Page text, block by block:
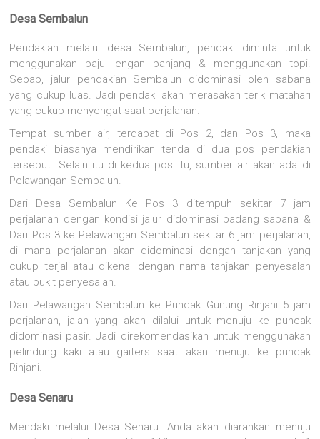
Desa Sembalun
Pendakian melalui desa Sembalun, pendaki diminta untuk
menggunakan baju lengan panjang & menggunakan topi.
Sebab, jalur pendakian Sembalun didominasi oleh sabana
yang cukup luas. Jadi pendaki akan merasakan terik matahari
yang cukup menyengat saat perjalanan.
Tempat sumber air, terdapat di Pos 2, dan Pos 3, maka
pendaki biasanya mendirikan tenda di dua pos pendakian
tersebut. Selain itu di kedua pos itu, sumber air akan ada di
Pelawangan Sembalun.
Dari Desa Sembalun Ke Pos 3 ditempuh sekitar 7 jam
perjalanan dengan kondisi jalur didominasi padang sabana &
Dari Pos 3 ke Pelawangan Sembalun sekitar 6 jam perjalanan,
di mana perjalanan akan didominasi dengan tanjakan yang
cukup terjal atau dikenal dengan nama tanjakan penyesalan
atau bukit penyesalan.
Dari Pelawangan Sembalun ke Puncak Gunung Rinjani 5 jam
perjalanan, jalan yang akan dilalui untuk menuju ke puncak
didominasi pasir. Jadi direkomendasikan untuk menggunakan
pelindung kaki atau gaiters saat akan menuju ke puncak
Rinjani.
Desa Senaru
Mendaki melalui Desa Senaru. Anda akan diarahkan menuju